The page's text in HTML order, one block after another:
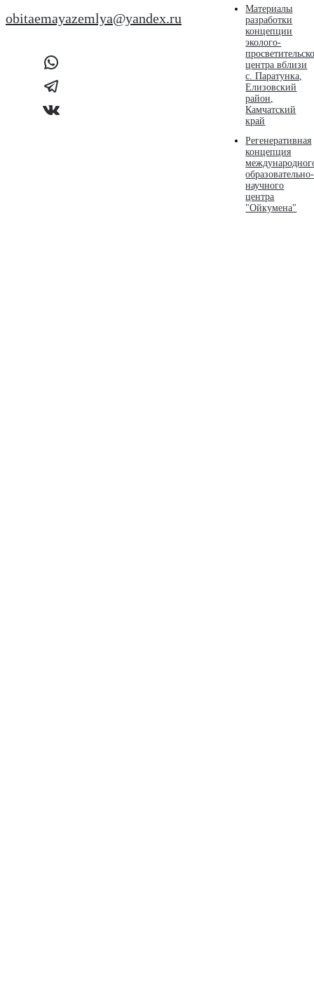
obitaemayazemlya@yandex.ru
Материалы
разработки
концепции
эколого-
центра вблизи
с. Паратунка,
Елизовский
район,
Камчатский
край
Регенеративная
концепция
образовательно-
научного
центра
"Ойкумена"